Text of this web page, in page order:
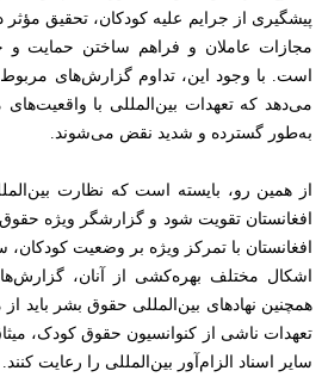
پیشگیری از جرایم علیه کودکان، تحقیق مؤثر
مجازات عاملان و فراهم ساختن حمایت و
است. با وجود این، تداوم گزارش‌های
می‌دهد که تعهدات بین‌المللی با واقعیت‌های
به‌طور گسترده و شدید نقض می‌شوند.
از همین رو، بایسته است که نظارت
افغانستان تقویت شود و گزارشگر ویژه
افغانستان با تمرکز ویژه بر وضعیت
اشکال مختلف بهره‌کشی از آنان،
همچنین نهادهای بین‌المللی حقوق بشر باید
تعهدات ناشی از کنوانسیون حقوق کودک،
سایر اسناد الزام‌آور بین‌المللی را رعایت کنند.